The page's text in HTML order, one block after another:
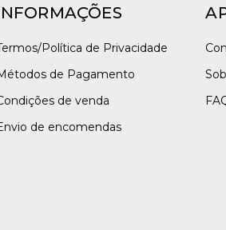
Política de Privacidade
de Pagamento
de venda
de encomendas